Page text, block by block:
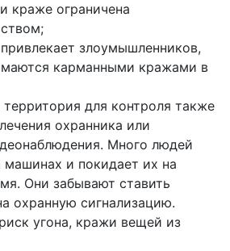
краже ограничена
злоумышленников,
карманными кражами в
для контроля также
охранника или
Много людей
машинах и покидает их на
Они забывают ставить
охранную сигнализацию.
угона, кражи вещей из